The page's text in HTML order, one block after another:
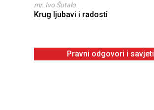
mr. Ivo Šutalo
Krug ljubavi i radosti
Pravni odgovori i savjeti